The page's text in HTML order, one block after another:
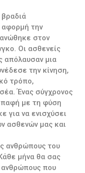
αφορμή την
στον
Οι ασθενείς
απόλαυσαν μια
την κίνηση,
τρόπο,
Ένας σύγχρονος
με τη φύση
για να ενισχύσει
ασθενών μας και
ανθρώπους του
μήνα θα σας
ανθρώπους που